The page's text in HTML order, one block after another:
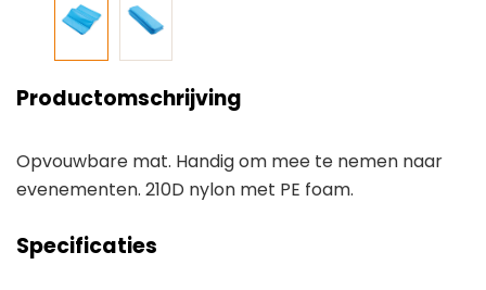
Productomschrijving
Opvouwbare mat. Handig om mee te nemen naar
evenementen. 210D nylon met PE foam.
Specificaties